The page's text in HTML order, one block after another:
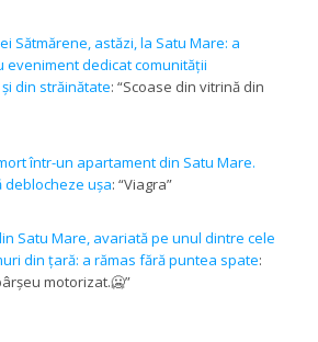
Sătmărene, astăzi, la Satu Mare: a
eveniment dedicat comunității
din străinătate: “Scoase din vitrină din
într-un apartament din Satu Mare.
deblocheze ușa: “Viagra”
Satu Mare, avariată pe unul dintre cele
din țară: a rămas fără puntea spate:
motorizat.🥶”